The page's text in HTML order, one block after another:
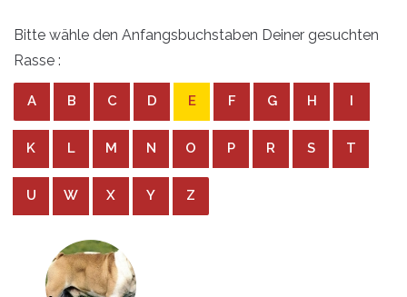
Bitte wähle den Anfangsbuchstaben Deiner gesuchten
Rasse :
A B C D E F G H I
K L M N O P R S T
U W X Y Z